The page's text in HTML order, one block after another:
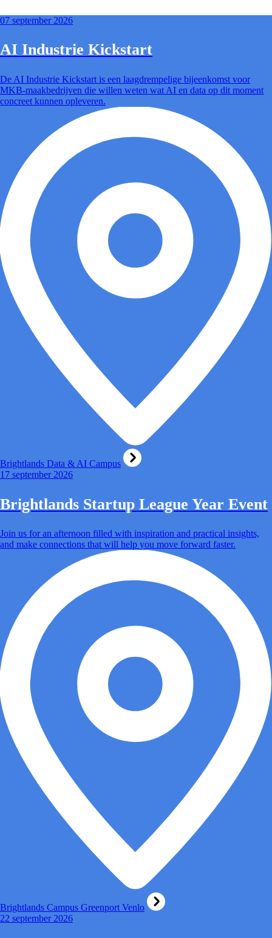
07 september 2026
AI Industrie Kickstart
De AI Industrie Kickstart is een laagdrempelige bijeenkomst voor
MKB-maakbedrijven die willen weten wat AI en data op dit moment
concreet kunnen opleveren.
Brightlands Data & AI Campus
17 september 2026
Brightlands Startup League Year Event
Join us for an afternoon filled with inspiration and practical insights,
and make connections that will help you move forward faster.
Brightlands Campus Greenport Venlo
22 september 2026